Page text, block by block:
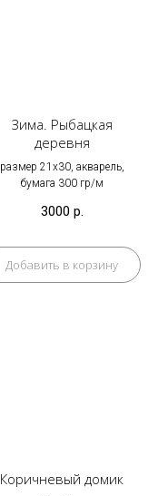
Зима. Рыбацкая
деревня
размер 21х30, акварель,
бумага 300 гр/м
3000 р.
Добавить в корзину
Коричневый домик